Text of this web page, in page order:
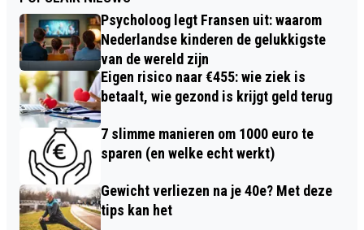
Psycholoog legt Fransen uit: waarom
Nederlandse kinderen de gelukkigste
van de wereld zijn
Eigen risico naar €455: wie ziek is
betaalt, wie gezond is krijgt geld terug
7 slimme manieren om 1000 euro te
sparen (en welke echt werkt)
Gewicht verliezen na je 40e? Met deze
tips kan het